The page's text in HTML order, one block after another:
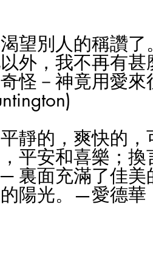
望別人的稱讚了。
外，我不再有
怪－神竟用愛來
靜的，爽快的
平安和喜樂；換
─ 裏面充滿了佳
陽光。—愛德華